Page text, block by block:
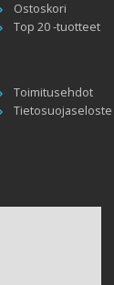
Ostoskori
Top 20 -tuotteet
Toimitusehdot
Tietosuojaseloste